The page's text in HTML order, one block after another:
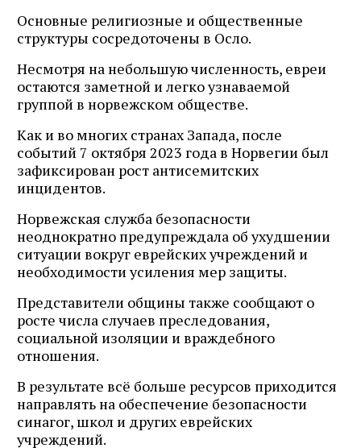
Основные религиозные и общественные
структуры сосредоточены в Осло.
Несмотря на небольшую численность, евреи
остаются заметной и легко узнаваемой
группой в норвежском обществе.
Как и во многих странах Запада, после
событий 7 октября 2023 года в Норвегии был
зафиксирован рост антисемитских
инцидентов.
Норвежская служба безопасности
неоднократно предупреждала об ухудшении
ситуации вокруг еврейских учреждений и
необходимости усиления мер защиты.
Представители общины также сообщают о
росте числа случаев преследования,
социальной изоляции и враждебного
отношения.
В результате всё больше ресурсов приходится
направлять на обеспечение безопасности
синагог, школ и других еврейских
учреждений.